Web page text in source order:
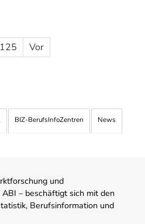
Vor
BIZ-BerufsInfoZentren News
und
– beschäftigt sich mit den
Berufsinformation und